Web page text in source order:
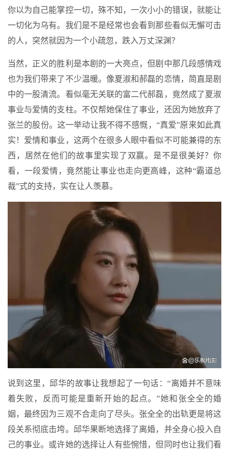
你以为自己能掌控一切，殊不知，一次小小的错误，就能让
一切化为乌有。我们是不是经常也会看到那些看似无懈可击
的人，突然就因为一个小疏忽，跌入万丈深渊？
当然，正义的胜利是本剧的一大亮点，但剧中那几段感情戏
也为我们带来了不少温暖。像夏淑和郝磊的恋情，简直是剧
中的一股清流。看似毫无关联的富二代郝磊，竟然成了夏淑
事业与爱情的支柱。不仅帮她保住了事业，还因为她放弃了
张兰的股份。这一举动让我不得不感慨，“真爱”原来如此真
实！爱情和事业，这两个在很多人眼中看似不可能兼得的东
西，居然在他们的故事里实现了双赢。是不是很美好？你
看，一段爱情，竟然能让事业也走向更高峰，这种“霸道总
裁”式的支持，实在让人羡慕。
说到这里，邱华的故事让我想起了一句话：“离婚并不意味
着失败，反而可能是重新开始的起点。”她和张全全的婚
姻，最终因为三观不合走向了尽头。张全全的出轨更是将这
段关系彻底击垮。邱华果断地选择了离婚，并全身心投入自
己的事业。或许她的选择让人有些惋惜，但同时也让我们看